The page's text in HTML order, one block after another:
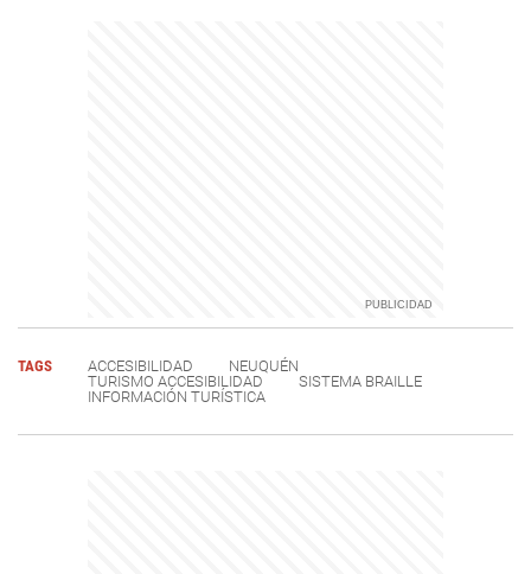
TAGS ACCESIBILIDAD
NEUQUÉN
TURISMO ACCESIBILIDAD
SISTEMA BRAILLE
INFORMACIÓN TURÍSTICA